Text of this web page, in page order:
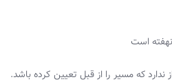
است
که مسیر را از قبل تعیین کرده باشد.